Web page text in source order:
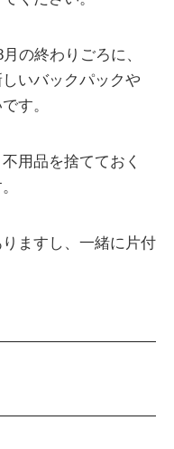
の終わりごろに、
いバックパックや
す。
用品を捨てておく
ますし、一緒に片付